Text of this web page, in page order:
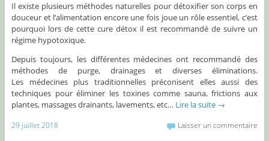
Il existe plusieurs méthodes naturelles pour détoxifier son corps en
douceur et l’alimentation encore une fois joue un rôle essentiel, c’est
pourquoi lors de cette cure détox il est recommandé de suivre un
régime hypotoxique.
Depuis toujours, les différentes médecines ont recommandé des
méthodes de purge, drainages et diverses éliminations.
Les médecines plus traditionnelles préconisent elles aussi des
techniques pour éliminer les toxines comme sauna, frictions aux
plantes, massages drainants, lavements, etc… Lire la suite →
29 juillet 2018 Laisser un commentaire